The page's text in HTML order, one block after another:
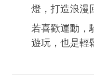
燈，打造浪漫
若喜歡運動，
遊玩，也是輕